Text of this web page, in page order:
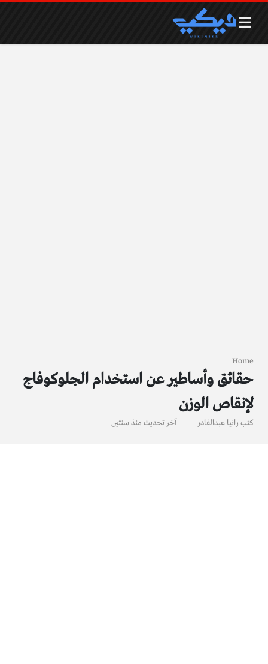
Home
حقائق وأساطير عن استخدام الجلوكوفاج
لإنقاص الوزن
كتب رانيا عبدالقادر آخر تحديث منذ سنتين